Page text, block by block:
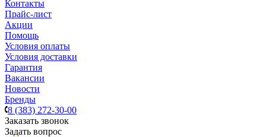
Контакты
Прайс-лист
Акции
Помощь
Условия оплаты
Условия доставки
Гарантия
Вакансии
Новости
Бренды
8 (383) 272-30-00
Заказать звонок
Задать вопрос